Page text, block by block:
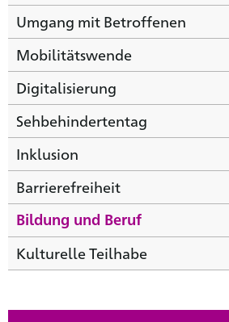
Umgang mit Betroffenen
Mobilitätswende
Digitalisierung
Sehbehindertentag
Inklusion
Barrierefreiheit
Bildung und Beruf
Kulturelle Teilhabe